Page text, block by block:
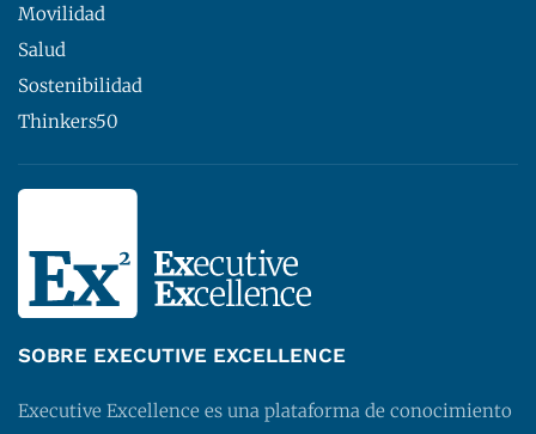
Movilidad
Salud
Sostenibilidad
Thinkers50
SOBRE EXECUTIVE EXCELLENCE
Executive Excellence es una plataforma de conocimiento